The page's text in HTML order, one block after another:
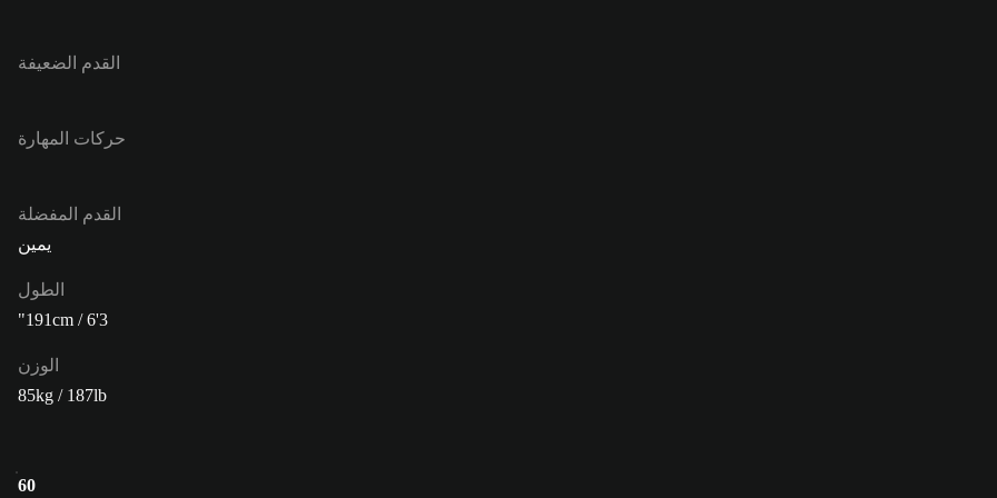
القدم الضعيفة
حركات المهارة
القدم المفضلة
يمين
الطول
191cm / 6'3"
الوزن
85kg / 187lb
60